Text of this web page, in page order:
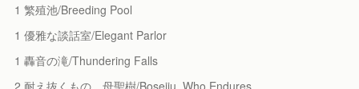
1 繁殖池/Breeding Pool
1 優雅な談話室/Elegant Parlor
1 轟音の滝/Thundering Falls
2 耐え抜くもの、母聖樹/Boseiju, Who Endures